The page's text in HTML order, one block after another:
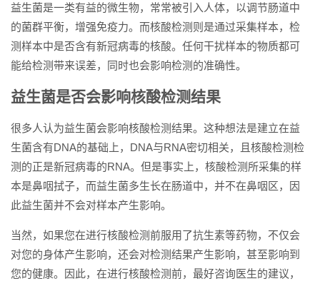
益生菌是一类有益的微生物，常常被引入人体，以调节肠道中
的菌群平衡，增强免疫力。而核酸检测则是通过采集样本，检
测样本中是否含有新冠病毒的核酸。任何干扰样本的物质都可
能给检测带来误差，同时也会影响检测的准确性。
益生菌是否会影响核酸检测结果
很多人认为益生菌会影响核酸检测结果。这种想法是建立在益
生菌含有DNA的基础上，DNA与RNA密切相关，且核酸检测检
测的正是新冠病毒的RNA。但是事实上，核酸检测所采集的样
本是鼻咽拭子，而益生菌多生长在肠道中，并不在鼻咽区，因
此益生菌并不会对样本产生影响。
当然，如果您在进行核酸检测前服用了抗生素等药物，不仅会
对您的身体产生影响，还会对检测结果产生影响，甚至影响到
您的健康。因此，在进行核酸检测前，最好咨询医生的建议，